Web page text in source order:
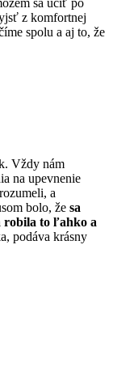
z komfortnej
spolu a aj to, že
Vždy nám
na upevnenie
a
bolo, že sa
robila to ľahko a
podáva krásny